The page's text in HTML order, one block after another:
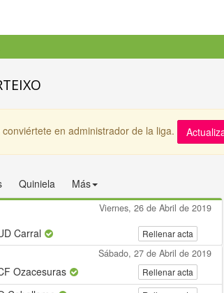
en administrador de la liga.
Quiniela Más
Viernes, 26 de Abril de 2019
Carral Rellenar acta
Sábado, 27 de Abril de 2019
Ozacesuras Rellenar acta